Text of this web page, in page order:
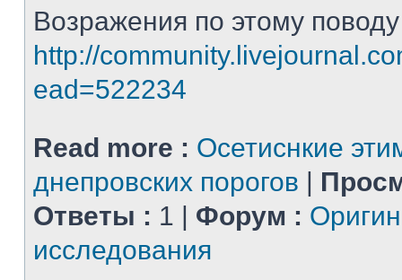
Возражения по этому
http://
ead=522234
Read more : Осетиснкие
днепровских порогов |
Ответы : 1 | Форум :
исследования